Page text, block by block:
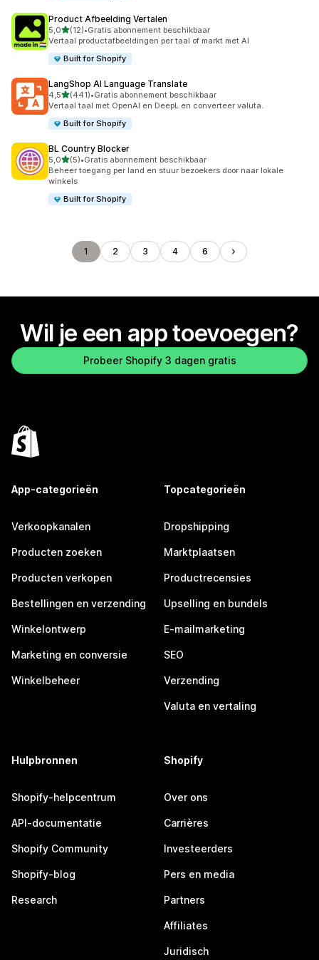
Product Afbeelding Vertalen
5,0van 5 sterren
(12)
12 recensies in totaal
•Gratis abonnement beschikbaar
Vertaal productafbeeldingen per taal of markt met AI
Built for Shopify
LangShop AI Language Translate
4,5van 5 sterren
(441)
441 recensies in totaal
•Gratis abonnement beschikbaar
Vertaal taal met OpenAI en DeepL en converteer valuta.
Built for Shopify
BL Country Blocker
5,0van 5 sterren
(5)
5 recensies in totaal
•Gratis abonnement beschikbaar
Beheer toegang per land en stuur bezoekers door naar lokale
winkels
Built for Shopify
1 2 3 4 6
Wil je een app toevoegen?
Probeer Shopify 3 dagen gratis
App-categorieën
Verkoopkanalen
Producten zoeken
Producten verkopen
Bestellingen en verzending
Winkelontwerp
Marketing en conversie
Winkelbeheer
Topcategorieën
Dropshipping
Marktplaatsen
Productrecensies
Upselling en bundels
E-mailmarketing
SEO
Verzending
Valuta en vertaling
Hulpbronnen
Shopify-helpcentrum
API-documentatie
Shopify Community
Shopify-blog
Research
Shopify
Over ons
Carrières
Investeerders
Pers en media
Partners
Affiliates
Juridisch